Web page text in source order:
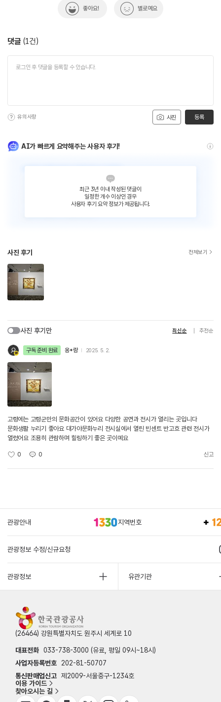
좋아요! 별로예요
댓글 (1건)
사진
유의사항 등록
AI가 빠르게 요약해주는 사용자 후기!
최근 3년 이내 작성된 댓글이
일정한 개수 이상인 경우
사용자 후기 요약 정보가 제공됩니다.
사진 후기 전체보기
사진 후기만 최신순 추천순
구독 준비 완료 옹*랑 2025. 5. 2.
고령에는 고령군만의 문화공간이 있어요 다양한 공연과 전시가 열리는 곳입니다
문화생활 누리기 좋아요 대가야문화누리 전시실에서 열린 빈센트 반고흐 관련 전시가
열렸어요 조용히 관람하며 힐링하기 좋은 곳이예요
0 0 신고
관광안내 지역번호
관광정보 수정/신규요청
관광정보 유관기관
(26464) 강원특별자치도 원주시 세계로 10
대표전화 033-738-3000 (유료, 평일 09시~18시)
사업자등록번호
202-81-50707
통신판매업신고 제2009-서울중구-1234호
이용 가이드
찾아오시는 길